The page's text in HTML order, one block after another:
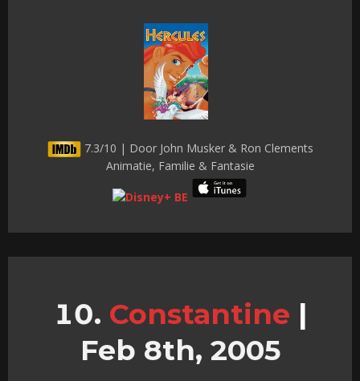
7.3/10 | Door John Musker & Ron Clements
Animatie, Familie & Fantasie
Constantine |
Feb 8th, 2005